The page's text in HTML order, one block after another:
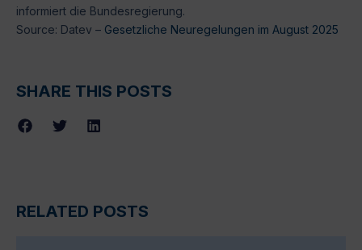
informiert die Bundesregierung.
Source: Datev – Gesetzliche Neuregelungen im August 2025
SHARE THIS POSTS
RELATED POSTS